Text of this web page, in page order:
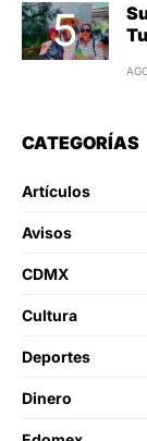
CATEGORÍAS
Artículos
Avisos
CDMX
Cultura
Deportes
Dinero